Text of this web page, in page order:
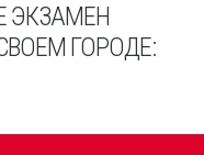
ЭКЗАМЕН
СВОЕМ ГОРОДЕ: